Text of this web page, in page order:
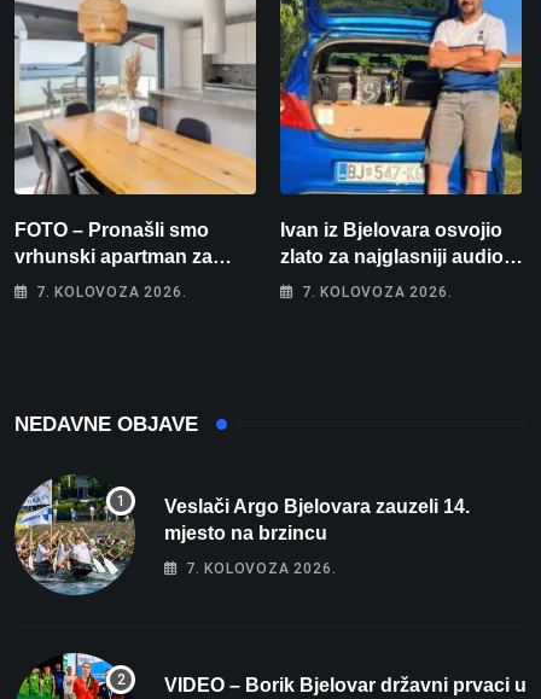
FOTO – Pronašli smo
vrhunski apartman za
odmor: Pogled na more, tri
7. KOLOVOZA 2026.
Ivan iz Bjelovara osvojio
zlato za najglasniji audio
sustav i srušio osobni
7. KOLOVOZA 2026.
NEDAVNE OBJAVE
Veslači Argo Bjelovara zauzeli 14.
mjesto na brzincu
7. KOLOVOZA 2026.
VIDEO – Borik Bjelovar državni prvaci u